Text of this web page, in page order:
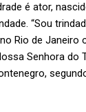
é ator,
“Sou
Rio de
Senhora do